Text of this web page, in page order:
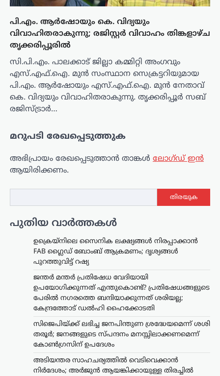
പി.എം. ആർഷോയും കെ. വിദ്യയും
വിവാഹിതരാകുന്നു; രജിസ്റ്റർ വിവാഹം തിങ്കളാഴ്ച
തൃക്കരിപ്പൂരിൽ
സി.പി.എം. പാലക്കാട് ജില്ലാ കമ്മിറ്റി അംഗവും
എസ്.എഫ്.ഐ. മുൻ സംസ്ഥാന സെക്രട്ടറിയുമായ
പി.എം. ആർഷോയും എസ്.എഫ്.ഐ. മുൻ നേതാവ്
കെ. വിദ്യയും വിവാഹിതരാകുന്നു. തൃക്കരിപ്പൂർ സബ്
രജിസ്ട്രാർ…
മറുപടി രേഖപ്പെടുത്തുക
അഭിപ്രായം രേഖപ്പെടുത്താ‍ൻ താങ്കൾ ലോഗ്ഡ് ഇൻ
ആയിരിക്കണം.
തിരയുക
പുതിയ വാർത്തകൾ
ഉക്രെയ്നിലെ സൈനിക ലക്ഷ്യങ്ങൾ നിരപ്പാക്കാൻ
FAB ഗ്ലൈഡ് ബോംബ് ആക്രമണം; ദൃശ്യങ്ങൾ
പുറത്തുവിട്ട് റഷ്യ
ജന്തർ മന്തർ പ്രതിഷേധ വേദിയായി
ഉപയോഗിക്കുന്നത് എന്തുകൊണ്ട്? പ്രതിഷേധങ്ങളുടെ
പേരിൽ നഗരത്തെ ബന്ദിയാക്കുന്നത് ശരിയല്ല;
കേന്ദ്രത്തോട് ഡൽഹി ഹൈക്കോടതി
സിജെപിയ്ക്ക് ലഭിച്ച ജനപിന്തുണ ശ്രദ്ധേയമെന്ന് ശശി
തരൂർ; ജനങ്ങളുടെ സ്പന്ദനം മനസ്സിലാക്കണമെന്ന്
കോൺഗ്രസിന് ഉപദേശം
അടിയന്തര സാഹചര്യത്തിൽ വെടിവെക്കാൻ
നിർദേശം; അർജുൻ ആയങ്കിക്കായുള്ള തിരച്ചിൽ
ട്രെൻഡിംഗ്,ദേശീയം,രാഷ്ട്രീയം